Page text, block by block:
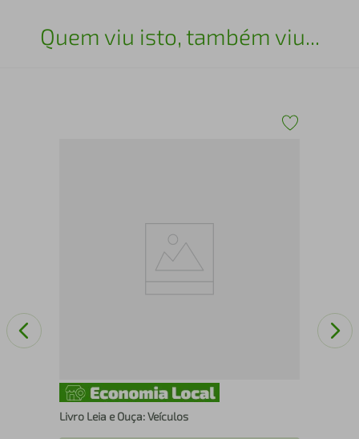
Quem viu isto, também viu...
Livro Leia e Ouça: Veículos